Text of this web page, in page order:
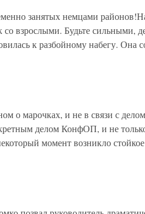
занятых немцами
взрослыми. Будьте сильными,
к разбойному набегу. Она
о марочках, и не в связи с
делом КонфОП, и не
момент возникло